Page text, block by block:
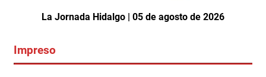
La Jornada Hidalgo | 05 de agosto de 2026
Impreso